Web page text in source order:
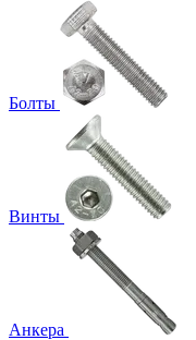
Болты
Винты
Анкера